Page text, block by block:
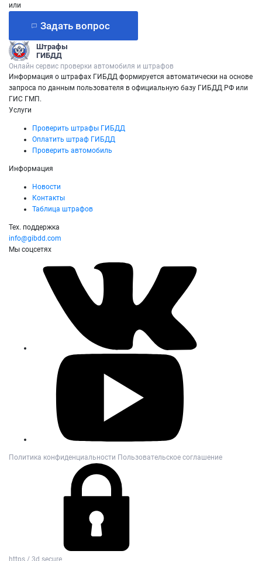
или
Задать вопрос
Штрафы
ГИБДД
Онлайн сервис проверки автомобиля и штрафов
Информация о штрафах ГИБДД формируется автоматически на основе
запроса по данным пользователя в официальную базу ГИБДД РФ или
ГИС ГМП.
Услуги
Проверить штрафы ГИБДД
Оплатить штраф ГИБДД
Проверить автомобиль
Информация
Новости
Контакты
Таблица штрафов
Тех. поддержка
info@gibdd.com
Мы соцсетях
Политика конфиденциальности Пользовательское соглашение
https / 3d secure